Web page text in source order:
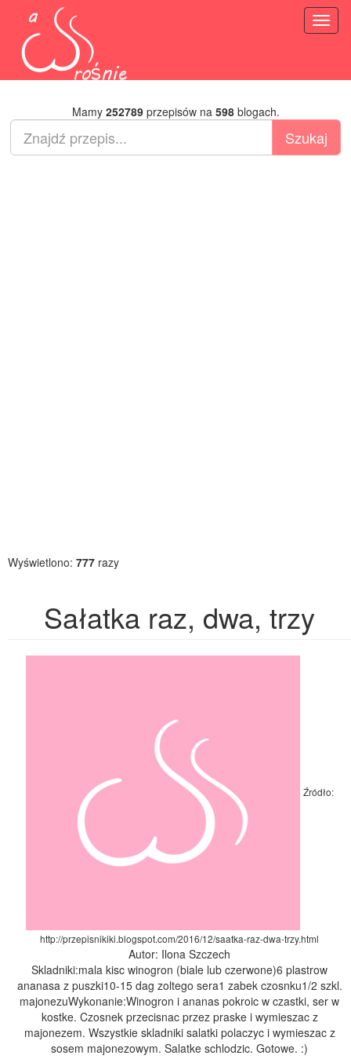
Mamy 252789przepisów na 598blogach.
Wyświetlono: 777 razy
Sałatka raz, dwa, trzy
Źródło:
http://przepisnikiki.blogspot.com/2016/12/saatka-raz-dwa-trzy.html
Autor: Ilona Szczech
Skladniki:mala kisc winogron (biale lub czerwone)6 plastrow
ananasa z puszki10-15 dag zoltego sera1 zabek czosnku1/2 szkl.
majonezuWykonanie:Winogron i ananas pokroic w czastki, ser w
kostke. Czosnek przecisnac przez praske i wymieszac z
majonezem. Wszystkie skladniki salatki polaczyc i wymieszac z
sosem majonezowym. Salatke schlodzic. Gotowe. :)